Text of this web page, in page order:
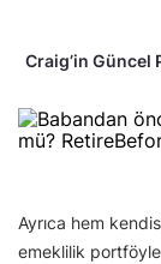
Craig’in
Ayrıca hem
emeklilik